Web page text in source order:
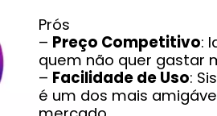
Prós
– Preço Competitivo:
quem não quer gastar
– Facilidade de Uso:
é um dos mais